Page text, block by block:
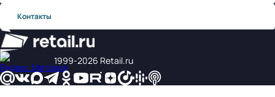
Контакты
1999‑2026 Retail.ru